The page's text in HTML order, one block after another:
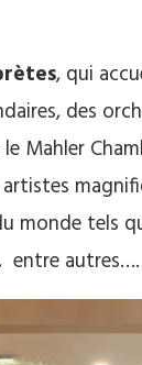
, qui
des
Mahler
monde tels
entre autres….